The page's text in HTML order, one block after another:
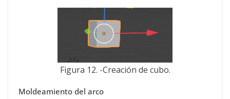
Figura 12. -Creación de cubo.
Moldeamiento del arco